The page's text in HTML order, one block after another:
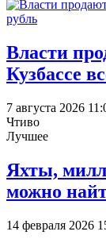
Власти
Кузбассе
7 августа 2026
Чтиво
Лучшее
Яхты,
можно
14 февраля 2026